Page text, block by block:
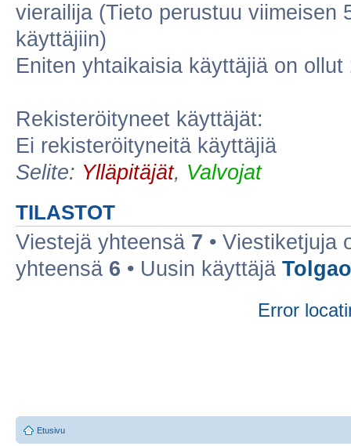
vierailija (Tieto perustuu viimeisen
käyttäjiin)
Eniten yhtaikaisia käyttäjiä on ollut
Rekisteröityneet käyttäjät:
Ei rekisteröityneitä käyttäjiä
Selite: Ylläpitäjät, Valvojat
TILASTOT
Viestejä yhteensä 7 • Viestiketjuja
yhteensä 6 • Uusin käyttäjä
Error
Etusivu